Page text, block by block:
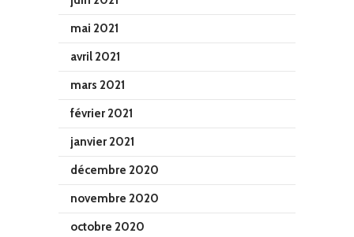
mai 2021
avril 2021
mars 2021
février 2021
janvier 2021
décembre 2020
novembre 2020
octobre 2020